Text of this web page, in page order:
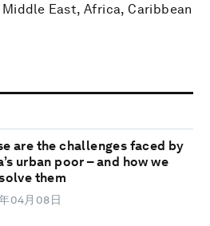
East, Africa, Caribbean
are the challenges faced by
urban poor – and how we
them
04月08日